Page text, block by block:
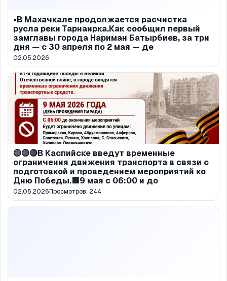
▪️В Махачкале продолжается расчистка
русла реки Тарнаирка.Как сообщил первый
замглавы города Нариман Батырбиев, за три
дня — с 30 апреля по 2 мая — де
02.05.2026
🔴🔴🔴В Каспийске введут временные
ограничения движения транспорта в связи с
подготовкой и проведением мероприятий ко
Дню Победы.🟥9 мая с 06:00 и до
02.05.2026Просмотров: 244